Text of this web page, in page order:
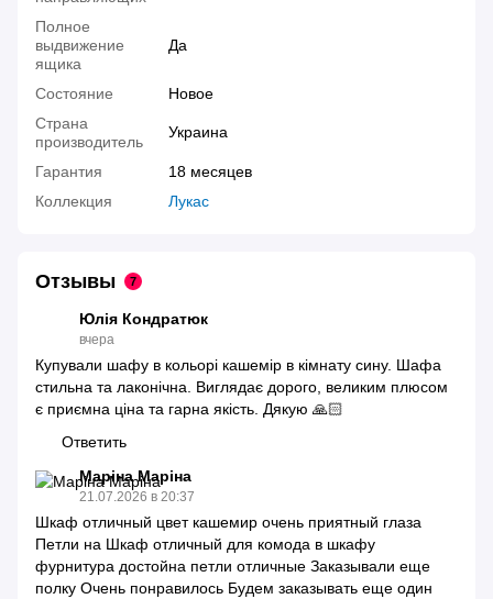
Полное
выдвижение
ящика
Да
Состояние
Новое
Страна
производитель
Украина
Гарантия
18 месяцев
Коллекция
Лукас
Отзывы 7
Юлія Кондратюк
вчера
Купували шафу в кольорі кашемір в кімнату сину. Шафа
стильна та лаконічна. Виглядає дорого, великим плюсом
є приємна ціна та гарна якість. Дякую 🙏🏻
Ответить
Маріна Маріна
21.07.2026 в 20:37
Шкаф отличный цвет кашемир очень приятный глаза
Петли на Шкаф отличный для комода в шкафу
фурнитура достойна петли отличные Заказывали еще
полку Очень понравилось Будем заказывать еще один